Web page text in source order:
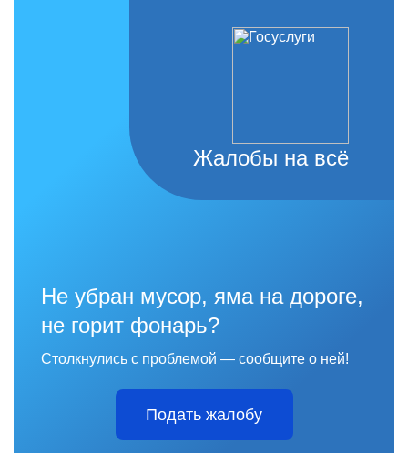
Жалобы на всё
Не убран мусор, яма на дороге,
не горит фонарь?
Столкнулись с проблемой — сообщите о ней!
Подать жалобу